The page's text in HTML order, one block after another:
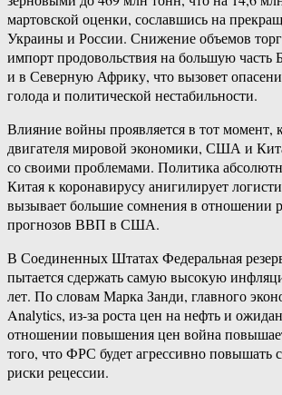
мартовской оценки, сославшись на
Украины и России. Снижение объемов
импорт продовольствия на большую часть
и в Северную Африку, что вызовет
голода и политической нестабильности.
Влияние войны проявляется в тот момент,
двигателя мировой экономики, США и
со своими проблемами. Политика
Китая к коронавирусу анигилирует
вызывает большие сомнения в отношении
прогнозов ВВП в США.
В Соединенных Штатах Федеральная
пытается сдержать самую высокую
лет. По словам Марка Занди, главного
Analytics, из-за роста цен на нефть и
отношении повышения цен война
того, что ФРС будет агрессивно повышать
риски рецессии.